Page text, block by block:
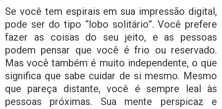
Se você tem espirais em sua impressão digital,
pode ser do tipo “lobo solitário”. Você prefere
fazer as coisas do seu jeito, e as pessoas
podem pensar que você é frio ou reservado.
Mas você também é muito independente, o que
significa que sabe cuidar de si mesmo. Mesmo
que pareça distante, você é sempre leal às
pessoas próximas. Sua mente perspicaz e